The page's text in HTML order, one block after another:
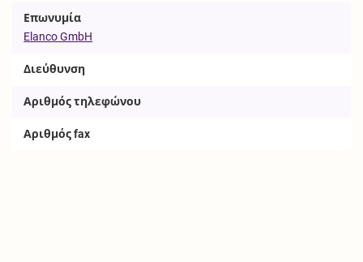
Επωνυμία
Elanco GmbH
Διεύθυνση
Αριθμός τηλεφώνου
Αριθμός fax